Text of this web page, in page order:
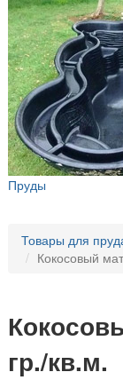
Пруды
Товары для
Кокосовый
гр./кв.м.